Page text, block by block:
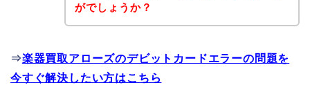
がでしょうか？
⇒楽器買取アローズのデビットカードエラーの問題を
今すぐ解決したい方はこちら